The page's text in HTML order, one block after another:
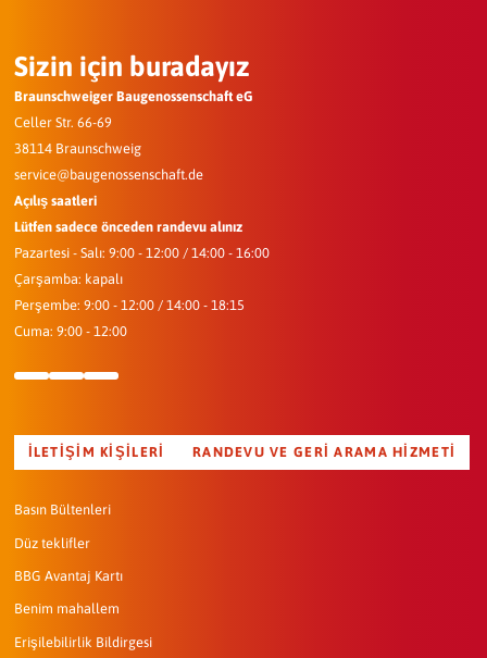
Sizin için buradayız
Braunschweiger Baugenossenschaft eG
Celler Str. 66-69
38114 Braunschweig
service@baugenossenschaft.de
Açılış saatleri
Lütfen sadece önceden randevu alınız
Pazartesi - Salı: 9:00 - 12:00 / 14:00 - 16:00
Çarşamba: kapalı
Perşembe: 9:00 - 12:00 / 14:00 - 18:15
Cuma: 9:00 - 12:00
İLETIŞIM KIŞILERI RANDEVU VE GERI ARAMA HIZMETI
Basın Bültenleri
Düz teklifler
BBG Avantaj Kartı
Benim mahallem
Erişilebilirlik Bildirgesi